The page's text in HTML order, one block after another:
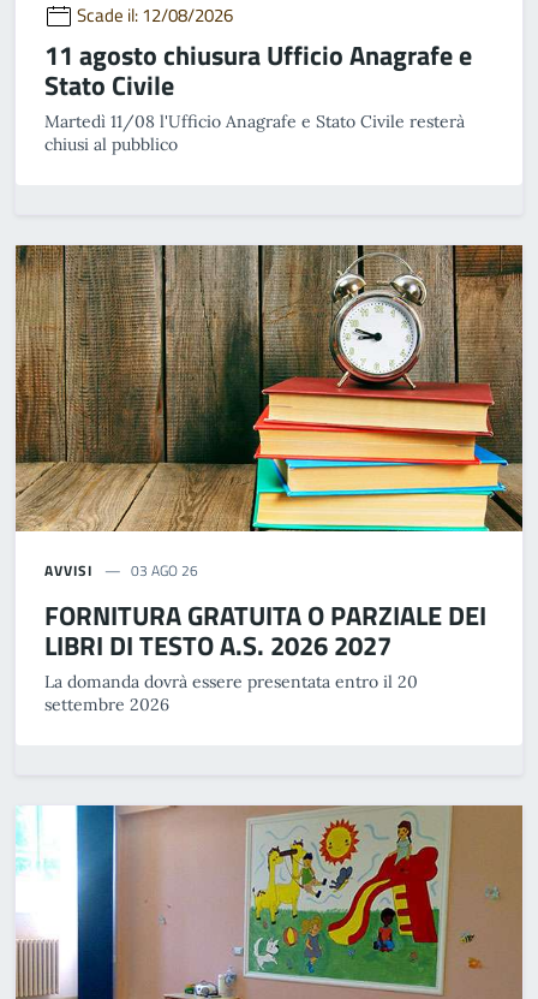
Scade il: 12/08/2026
11 agosto chiusura Ufficio Anagrafe e
Stato Civile
Martedì 11/08 l'Ufficio Anagrafe e Stato Civile resterà
chiusi al pubblico
AVVISI 03 AGO 26
FORNITURA GRATUITA O PARZIALE DEI
LIBRI DI TESTO A.S. 2026 2027
La domanda dovrà essere presentata entro il 20
settembre 2026